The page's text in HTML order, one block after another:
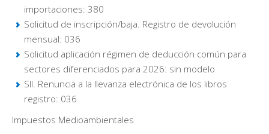
importaciones: 380
Solicitud de inscripción/baja. Registro de devolución
mensual: 036
Solicitud aplicación régimen de deducción común para
sectores diferenciados para 2026: sin modelo
SII. Renuncia a la llevanza electrónica de los libros
registro: 036
Impuestos Medioambientales